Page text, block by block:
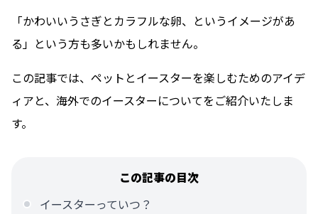
「かわいいうさぎとカラフルな卵、というイメージがあ
る」という方も多いかもしれません。
この記事では、ペットとイースターを楽しむためのアイデ
ィアと、海外でのイースターについてをご紹介いたしま
す。
この記事の目次
イースターっていつ？